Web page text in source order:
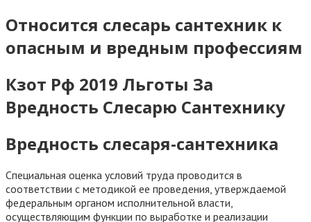
Относится слесарь сантехник к
опасным и вредным профессиям
Кзот Рф 2019 Льготы За
Вредность Слесарю Сантехнику
Вредность слесаря-сантехника
Специальная оценка условий труда проводится в
соответствии с методикой ее проведения, утверждаемой
федеральным органом исполнительной власти,
осуществляющим функции по выработке и реализации